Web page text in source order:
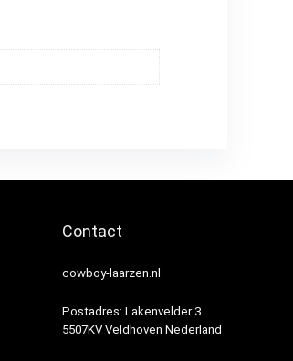
Contact
cowboy-laarzen.nl
Postadres: Lakenvelder 3
5507KV Veldhoven Nederland